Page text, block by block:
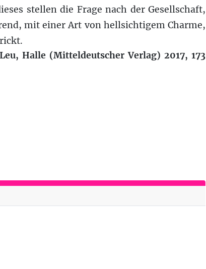
stellen die Frage nach der Gesellschaft,
mit einer Art von hellsichtigem Charme,
Halle (Mitteldeutscher Verlag) 2017, 173